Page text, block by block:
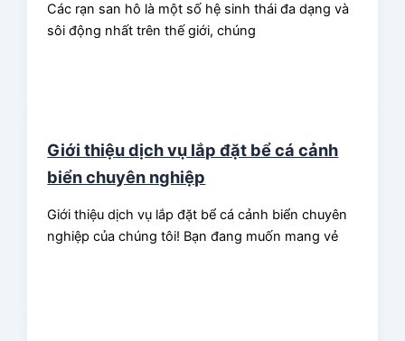
Các rạn san hô là một số hệ sinh thái đa dạng và
sôi động nhất trên thế giới, chúng
Giới thiệu dịch vụ lắp đặt bể cá cảnh
biển chuyên nghiệp
Giới thiệu dịch vụ lắp đặt bể cá cảnh biển chuyên
nghiệp của chúng tôi! Bạn đang muốn mang vẻ